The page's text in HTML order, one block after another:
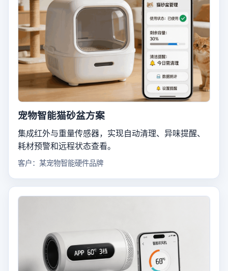
宠物智能猫砂盆方案
集成红外与重量传感器，实现自动清理、异味提醒、
耗材预警和远程状态查看。
客户：某宠物智能硬件品牌